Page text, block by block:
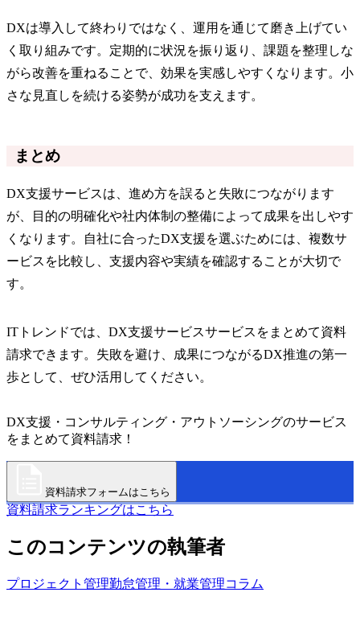
DXは導入して終わりではなく、運用を通じて磨き上げてい
く取り組みです。定期的に状況を振り返り、課題を整理しな
がら改善を重ねることで、効果を実感しやすくなります。小
さな見直しを続ける姿勢が成功を支えます。
まとめ
DX支援サービスは、進め方を誤ると失敗につながります
が、目的の明確化や社内体制の整備によって成果を出しやす
くなります。自社に合ったDX支援を選ぶためには、複数サ
ービスを比較し、支援内容や実績を確認することが大切で
す。
ITトレンドでは、DX支援サービスサービスをまとめて資料
請求できます。失敗を避け、成果につながるDX推進の第一
歩として、ぜひ活用してください。
DX支援・コンサルティング・アウトソーシングのサービス
をまとめて資料請求！
資料請求フォームはこちら
資料請求ランキングはこちら
このコンテンツの執筆者
プロジェクト管理勤怠管理・就業管理コラム